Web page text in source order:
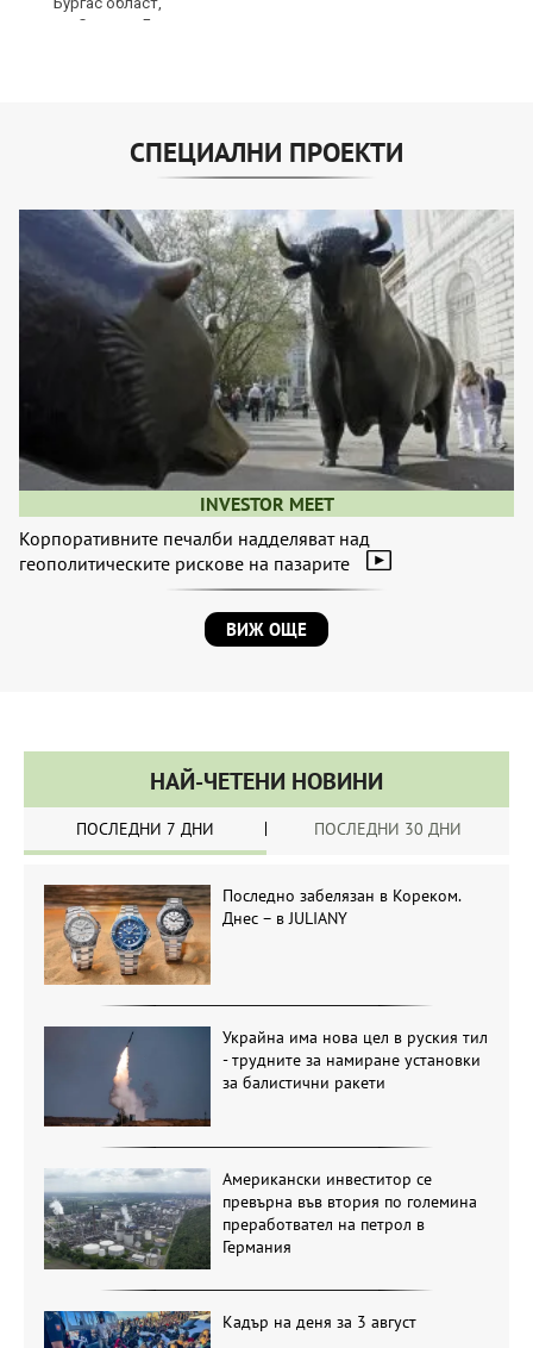
СПЕЦИАЛНИ ПРОЕКТИ
INVESTOR MEET
Корпоративните печалби надделяват над
геополитическите рискове на пазарите
ВИЖ ОЩЕ
НАЙ-ЧЕТЕНИ НОВИНИ
ПОСЛЕДНИ 7 ДНИ ПОСЛЕДНИ 30 ДНИ
Последно забелязан в Кореком.
Днес – в JULIANY
Украйна има нова цел в руския тил
- трудните за намиране установки
за балистични ракети
Американски инвеститор се
превърна във втория по големина
преработвател на петрол в
Германия
Кадър на деня за 3 август